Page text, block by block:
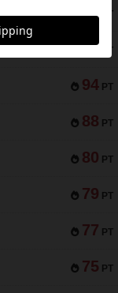
122 PT
118 PT
＆ライト
94 PT
88 PT
80 PT
79 PT
77 PT
75 PT